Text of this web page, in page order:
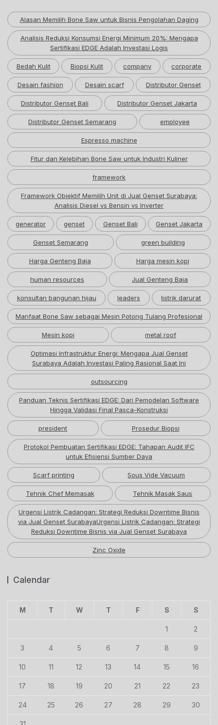
Alasan Memilih Bone Saw untuk Bisnis Pengolahan Daging
Analisis Reduksi Konsumsi Energi Minimum 20%: Mengapa
Sertifikasi EDGE Adalah Investasi Logis
Bedah Kulit Biopsi Kulit company corporate
Desain fashion Desain scarf Distributor Genset
Distributor Genset Bali Distributor Genset Jakarta
Distributor Genset Semarang employee
Espresso machine
Fitur dan Kelebihan Bone Saw untuk Industri Kuliner
framework
Framework Objektif Memilih Unit di Jual Genset Surabaya:
Analisis Diesel vs Bensin vs Inverter
generator genset Genset Bali Genset Jakarta
Genset Semarang green building
Harga Genteng Baja Harga mesin kopi
human resources Jual Genteng Baja
konsultan bangunan hijau leaders listrik darurat
Manfaat Bone Saw sebagai Mesin Potong Tulang Profesional
Mesin kopi metal roof
Optimasi Infrastruktur Energi: Mengapa Jual Genset
Surabaya Adalah Investasi Paling Rasional Saat Ini
outsourcing
Panduan Teknis Sertifikasi EDGE: Dari Pemodelan Software
Hingga Validasi Final Pasca-Konstruksi
president Prosedur Biopsi
Protokol Pembuatan Sertifikasi EDGE: Tahapan Audit IFC
untuk Efisiensi Sumber Daya
Scarf printing Sous Vide Vacuum
Tehnik Chef Memasak Tehnik Masak Saus
Urgensi Listrik Cadangan: Strategi Reduksi Downtime Bisnis
via Jual Genset SurabayaUrgensi Listrik Cadangan: Strategi
Reduksi Downtime Bisnis via Jual Genset Surabaya
Zinc Oxide
Calendar
M T W T F S S
1 2
3 4 5 6 7 8 9
10 11 12 13 14 15 16
17 18 19 20 21 22 23
24 25 26 27 28 29 30